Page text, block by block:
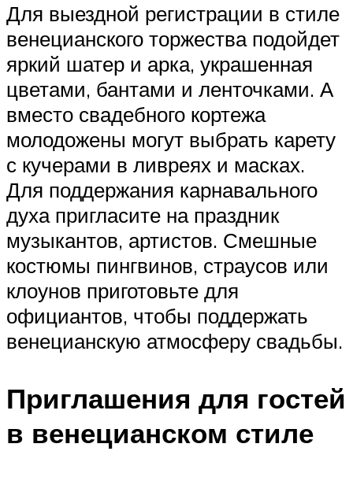
Для выездной регистрации в стиле
венецианского торжества подойдет
яркий шатер и арка, украшенная
цветами, бантами и ленточками. А
вместо свадебного кортежа
молодожены могут выбрать карету
с кучерами в ливреях и масках.
Для поддержания карнавального
духа пригласите на праздник
музыкантов, артистов. Смешные
костюмы пингвинов, страусов или
клоунов приготовьте для
официантов, чтобы поддержать
венецианскую атмосферу свадьбы.
Приглашения для гостей
в венецианском стиле